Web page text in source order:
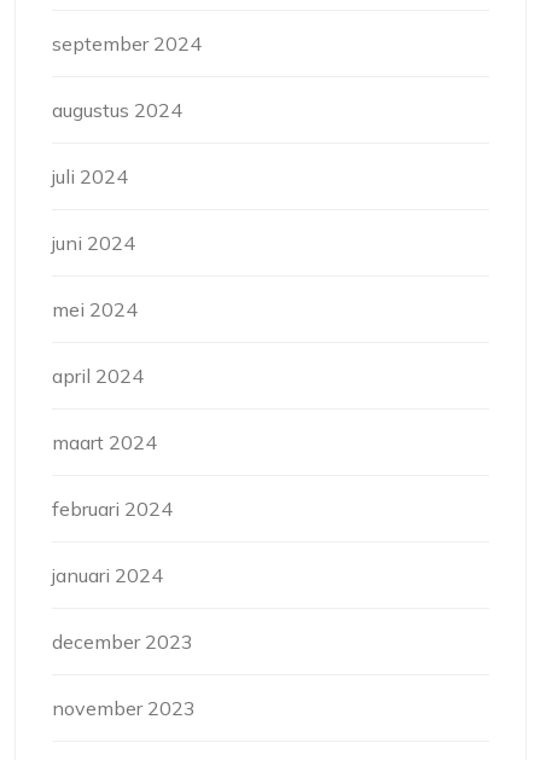
september 2024
augustus 2024
juli 2024
juni 2024
mei 2024
april 2024
maart 2024
februari 2024
januari 2024
december 2023
november 2023